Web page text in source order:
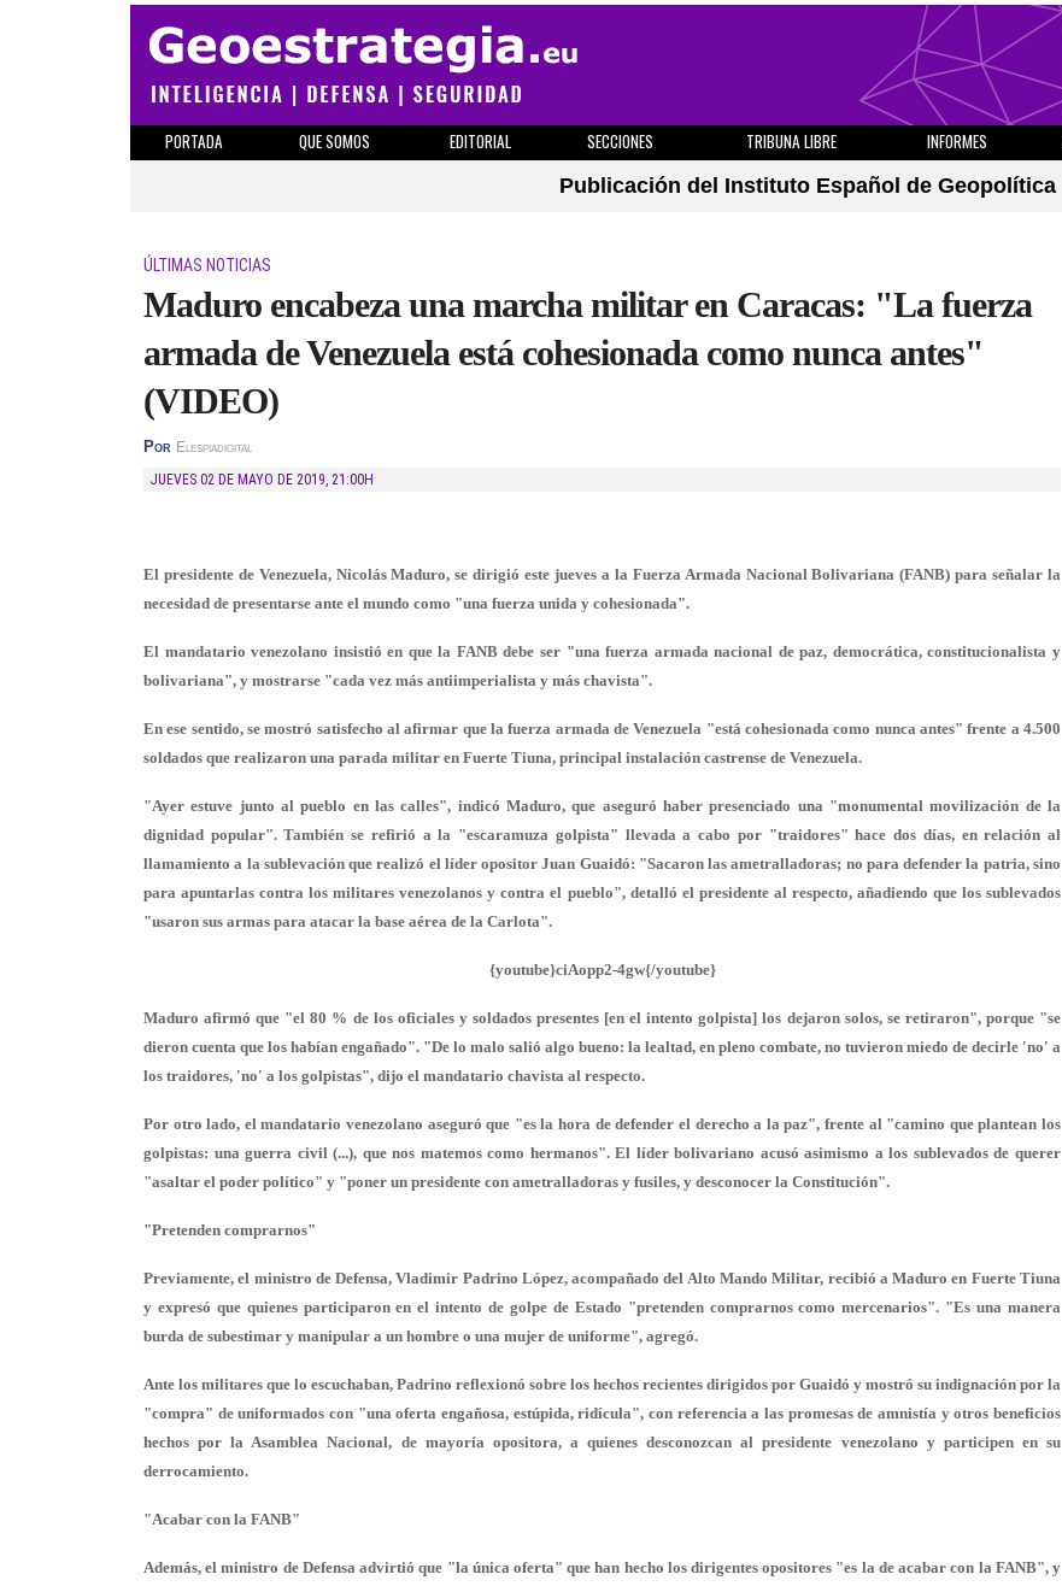
PORTADA QUE SOMOS EDITORIAL SECCIONES TRIBUNA LIBRE INFORMES
Publicación del Instituto Español de Geopolítica
ÚLTIMAS NOTICIAS
Maduro encabeza una marcha militar en Caracas: "La fuerza
armada de Venezuela está cohesionada como nunca antes"
(VIDEO)
Por Elespiadigital
JUEVES 02 DE MAYO DE 2019, 21:00H
El presidente de Venezuela, Nicolás Maduro, se dirigió este jueves a la Fuerza Armada Nacional Bolivariana (FANB) para señalar la
necesidad de presentarse ante el mundo como "una fuerza unida y cohesionada".
El mandatario venezolano insistió en que la FANB debe ser "una fuerza armada nacional de paz, democrática, constitucionalista y
bolivariana", y mostrarse "cada vez más antiimperialista y más chavista".
En ese sentido, se mostró satisfecho al afirmar que la fuerza armada de Venezuela "está cohesionada como nunca antes" frente a 4.500
soldados que realizaron una parada militar en Fuerte Tiuna, principal instalación castrense de Venezuela.
"Ayer estuve junto al pueblo en las calles", indicó Maduro, que aseguró haber presenciado una "monumental movilización de la
dignidad popular". También se refirió a la "escaramuza golpista" llevada a cabo por "traidores" hace dos días, en relación al
llamamiento a la sublevación que realizó el líder opositorJuan Guaidó: "Sacaron las ametralladoras; no para defender la patria, sino
para apuntarlascontra los militares venezolanos y contra el pueblo", detalló el presidente al respecto, añadiendo que los sublevados
"usaron sus armas para atacar la base aérea de la Carlota".
{youtube}ciAopp2-4gw{/youtube}
Maduro afirmó que "el 80 % de los oficiales y soldados presentes [en el intento golpista] los dejaron solos, se retiraron", porque "se
dieron cuenta que los habían engañado". "De lo malo salió algo bueno: la lealtad, en pleno combate, no tuvieron miedo de decirle 'no' a
los traidores, 'no' a los golpistas", dijo el mandatario chavista al respecto.
Por otro lado, el mandatario venezolano aseguró que "es la hora de defender el derecho a la paz", frente al "camino que plantean los
golpistas: una guerra civil (...), que nos matemos como hermanos". El líder bolivariano acusó asimismo a los sublevados de querer
"asaltar el poder político" y "poner un presidente con ametralladoras y fusiles, y desconocer la Constitución".
"Pretenden comprarnos"
Previamente, el ministro de Defensa, Vladimir Padrino López, acompañado del Alto Mando Militar, recibió a Maduro en Fuerte Tiuna
y expresó que quienes participaron en el intento de golpe de Estado "pretenden comprarnos como mercenarios". "Es una manera
burda de subestimar y manipular a un hombre o una mujer de uniforme", agregó.
Ante los militares que lo escuchaban, Padrino reflexionó sobre los hechos recientes dirigidos por Guaidó y mostró su indignación por la
"compra" de uniformados con "una oferta engañosa, estúpida, ridícula", con referencia a las promesas de amnistía y otros beneficios
hechos por la Asamblea Nacional, de mayoría opositora, a quienes desconozcan al presidente venezolano y participen en su
derrocamiento.
"Acabar con la FANB"
Además, el ministro de Defensa advirtió que "la única oferta" que han hecho los dirigentes opositores "es la de acabar con la FANB", y